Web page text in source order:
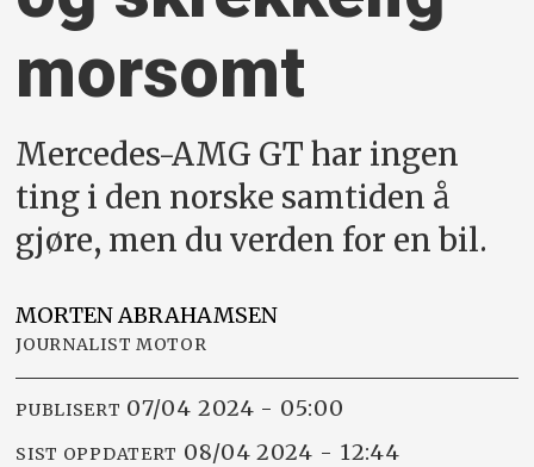
morsomt
Mercedes-AMG GT har ingen
ting i den norske samtiden å
gjøre, men du verden for en bil.
MORTENABRAHAMSEN
JOURNALIST MOTOR
PUBLISERT 07/04 2024 - 05:00
SIST OPPDATERT 08/04 2024 - 12:44